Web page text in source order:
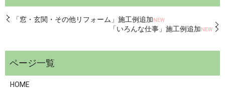
「窓・玄関・その他リフォーム」施工例追加 NEW
「いろんな仕事」施工例追加 NEW
HOME